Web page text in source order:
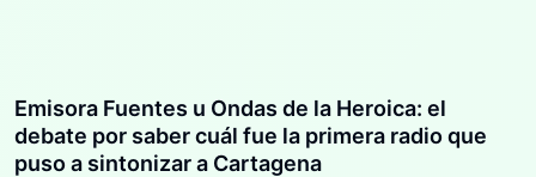
Emisora Fuentes u Ondas de la Heroica: el
debate por saber cuál fue la primera radio que
puso a sintonizar a Cartagena